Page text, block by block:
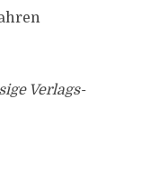
Verlags-